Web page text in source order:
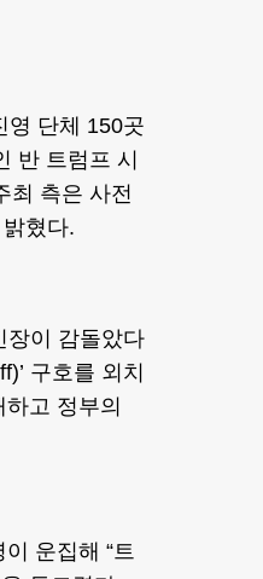
영 단체 150곳
반 트럼프 시
최 측은 사전
혔다.
장이 감돌았다
구호를 외치
고 정부의
운집해 “트